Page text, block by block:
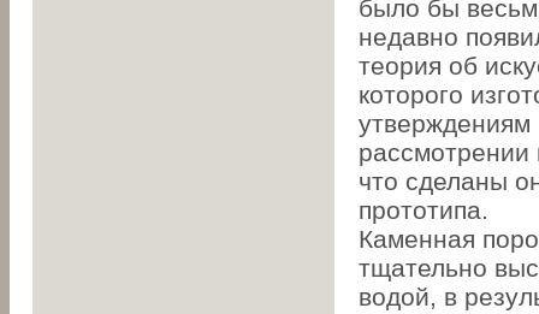
было бы
недавно
теория об
которого
рассмотрении
что сделаны
прототипа.
Каменная
тщательно
водой, в